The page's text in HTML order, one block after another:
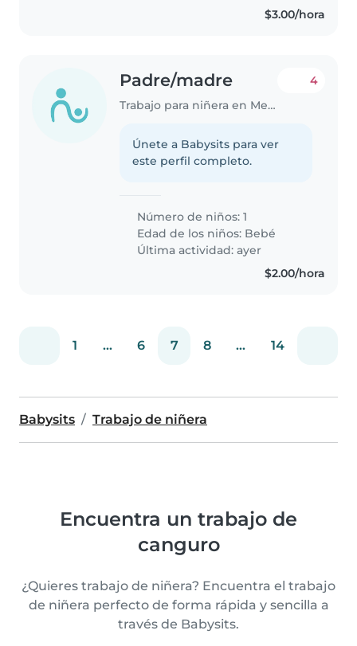
$3.00/hora
Padre/madre
Trabajo para niñera en Mejicanos
4
Únete a Babysits para ver
este perfil completo.
Número de niños: 1
Edad de los niños: Bebé
Última actividad: ayer
$2.00/hora
1 ... 6 7 8 ... 14
Babysits Trabajo de niñera
Encuentra un trabajo de
canguro
¿Quieres trabajo de niñera? Encuentra el trabajo
de niñera perfecto de forma rápida y sencilla a
través de Babysits.